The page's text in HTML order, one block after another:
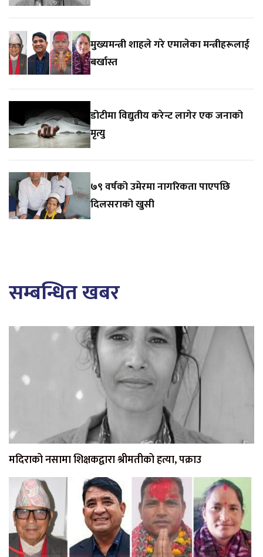
मुख्यमन्त्री शाहले गरे एमालेका मन्त्रीहरूलाई
बर्खास्त
डोटीमा विद्युतीय करेन्ट लागेर एक जनाको
मृत्यु
७९ वर्षको उमेरमा नागरिकता पाएपछि
दिलसराको खुसी
सम्बन्धित खबर
मदिराको नसामा शिक्षकद्वारा श्रीमतीको हत्या, पक्राउ